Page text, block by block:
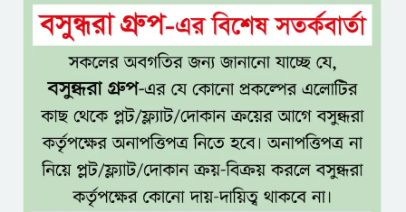
ব্যবহৃত রাখি ডাস্টবিনে ফেলেন?
ভুলেও নয়, জেনে নিন কী করা উচিত
বেসরকারি জ্বালানি তেল আমদানিতে
বিশেষ সুবিধার অভিযোগ ভিত্তিহীন:
জ্বালানি বিভাগ
শেখ হাসিনা চাইলেই কি দেশে